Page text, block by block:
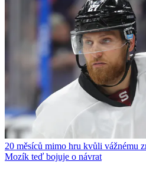
20 měsíců mimo hru kvůli vážnému
Mozík teď bojuje o návrat